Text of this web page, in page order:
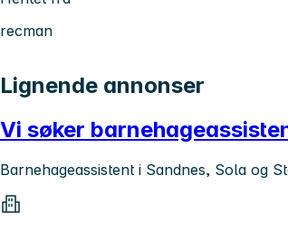
recman
Lignende annonser
Vi søker
Barnehageassistent i Sandnes, Sola og